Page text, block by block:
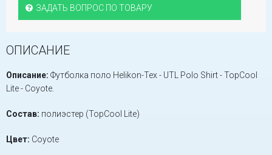
ЗАДАТЬ ВОПРОС ПО ТОВАРУ
ОПИСАНИЕ
Описание: Футболка поло Helikon-Tex - UTL Polo Shirt - TopCool
Lite - Coyote.
Состав: полиэстер (TopCool Lite)
Цвет: Coyote